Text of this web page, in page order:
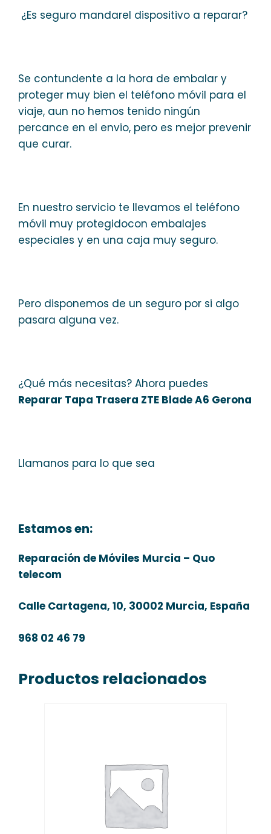
¿Es seguro mandarel dispositivo a reparar?
Se contundente a la hora de embalar y
proteger muy bien el teléfono móvil para el
viaje, aun no hemos tenido ningún
percance en el envio, pero es mejor prevenir
que curar.
En nuestro servicio te llevamos el teléfono
móvil muy protegidocon embalajes
especiales y en una caja muy seguro.
Pero disponemos de un seguro por si algo
pasara alguna vez.
¿Qué más necesitas? Ahora puedes
Reparar Tapa Trasera ZTE Blade A6 Gerona
Llamanos para lo que sea
Estamos en:
Reparación de Móviles Murcia – Quo
telecom
Calle Cartagena, 10, 30002 Murcia, España
968 02 46 79
Productos relacionados